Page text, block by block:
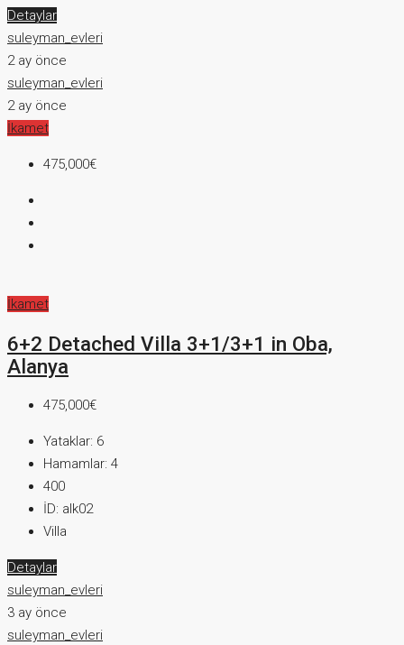
Detaylar
suleyman_evleri
2 ay önce
suleyman_evleri
2 ay önce
İkamet
475,000€
İkamet
6+2 Detached Villa 3+1/3+1 in Oba,
Alanya
475,000€
Yataklar: 6
Hamamlar: 4
400
İD: alk02
Villa
Detaylar
suleyman_evleri
3 ay önce
suleyman_evleri